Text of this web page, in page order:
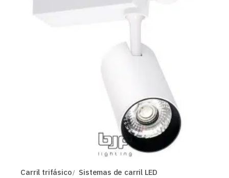
Carril trifásico Sistemas de carril LED